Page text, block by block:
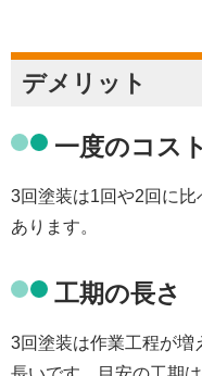
デメリット
一度のコス
3回塗装は1回や2回に
あります。
工期の長さ
3回塗装は作業工程が増